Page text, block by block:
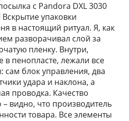
с Pandora DXL 3030
упаковки
в настоящий ритуал. Я, как
разворачивал слой за
пленку. Внутри,
в пенопласте, лежали все
сам блок управления, два
удара и наклона, а
проводка. Качество
– видно, что производитель
товара. Все элементы